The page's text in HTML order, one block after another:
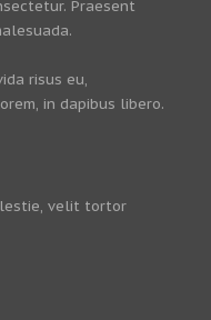
Praesent
risus eu,
in dapibus libero.
velit tortor